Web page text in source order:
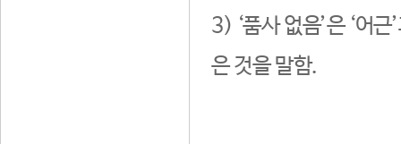
3) ‘품사 없음’은 ‘어
은 것을 말함.